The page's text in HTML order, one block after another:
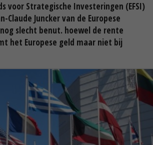
voor Strategische Investeringen (EFSI)
Claude Juncker van de Europese
slecht benut. hoewel de rente
het Europese geld maar niet bij